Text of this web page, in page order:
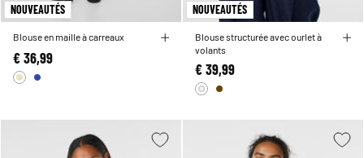
NOUVEAUTÉS
Blouse en maille à carreaux
€ 36,99
NOUVEAUTÉS
Blouse structurée avec ourlet à
volants
€ 39,99